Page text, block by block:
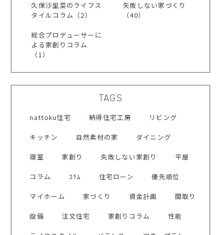
久保沙里菜のライフス
タイルコラム（2）
失敗しない家づくり
（40）
総合プロデューサーに
よる家創りコラム
（1）
TAGS
nattoku住宅 納得住宅工房 リビング
キッチン 自然素材の家 ダイニング
寝室 家創り 失敗しない家創り 平屋
コラム ｺﾗﾑ 住宅ローン 優先順位
マイホーム 家づくり 資金計画 間取り
設備 注文住宅 家創りコラム 性能